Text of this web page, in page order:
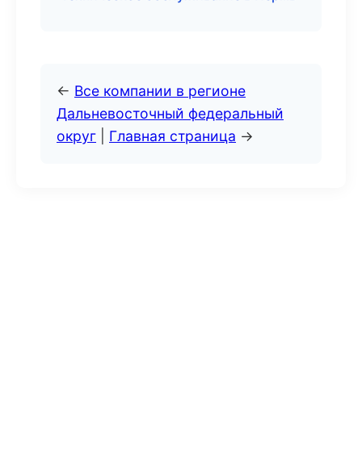
← Все компании в регионе
Дальневосточный федеральный
округ
Главная страница →